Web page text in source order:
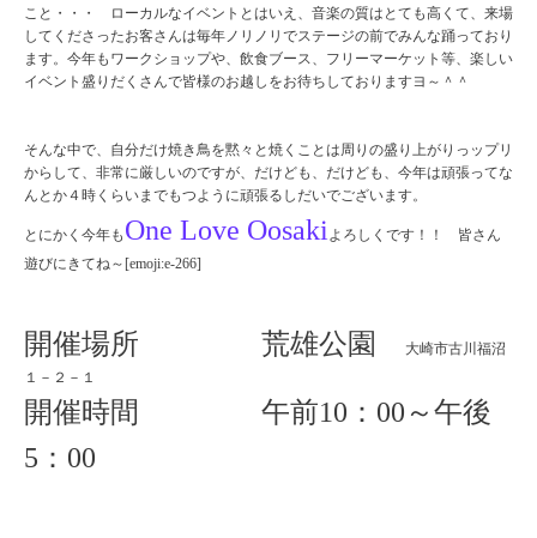
こと・・・ ローカルなイベントとはいえ、音楽の質はとても高くて、来場
してくださったお客さんは毎年ノリノリでステージの前でみんな踊っており
ます。今年もワークショップや、飲食ブース、フリーマーケット等、楽しい
イベント盛りだくさんで皆様のお越しをお待ちしておりますヨ～＾＾
そんな中で、自分だけ焼き鳥を黙々と焼くことは周りの盛り上がりっップリ
からして、非常に厳しいのですが、だけども、だけども、今年は頑張ってな
んとか４時くらいまでもつように頑張るしだいでございます。
とにかく今年も One Love Oosaki よろしくです！！ 皆さん
遊びにきてね～[emoji:e-266]
開催場所 荒雄公園
大崎市古川福沼
１－２－１
開催時間 午前10：00～午後
5：00